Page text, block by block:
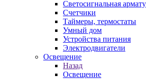
Светосигнальная
Счетчики
Таймеры, термостаты
Умный дом
Устройства питания
Электродвигатели
Освещение
Назад
Освещение